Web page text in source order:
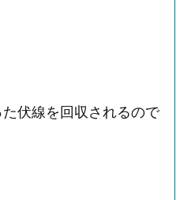
伏線を回収されるので